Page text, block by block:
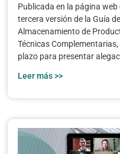
Publicada en la página web
tercera versión de la Guía
Almacenamiento de
Técnicas
plazo para presentar
Leer más >>